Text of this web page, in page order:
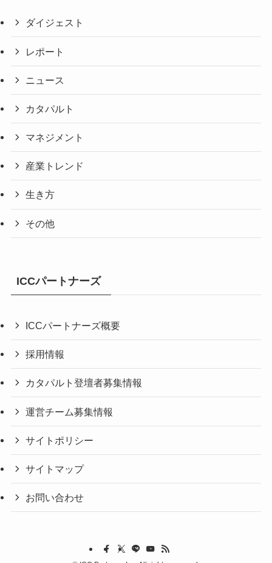
ダイジェスト
レポート
ニュース
カタパルト
マネジメント
産業トレンド
生き方
その他
ICCパートナーズ
ICCパートナーズ概要
採用情報
カタパルト登壇者募集情報
運営チーム募集情報
サイトポリシー
サイトマップ
お問い合わせ